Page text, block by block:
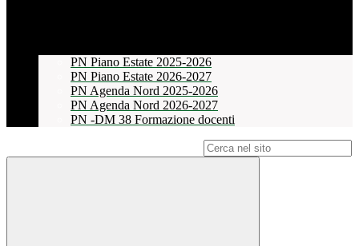
PN Piano Estate 2025-2026
PN Piano Estate 2026-2027
PN Agenda Nord 2025-2026
PN Agenda Nord 2026-2027
PN -DM 38 Formazione docenti